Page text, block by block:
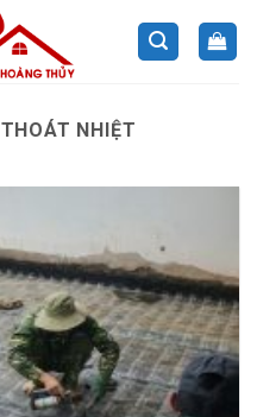
THOÁT NHIỆT